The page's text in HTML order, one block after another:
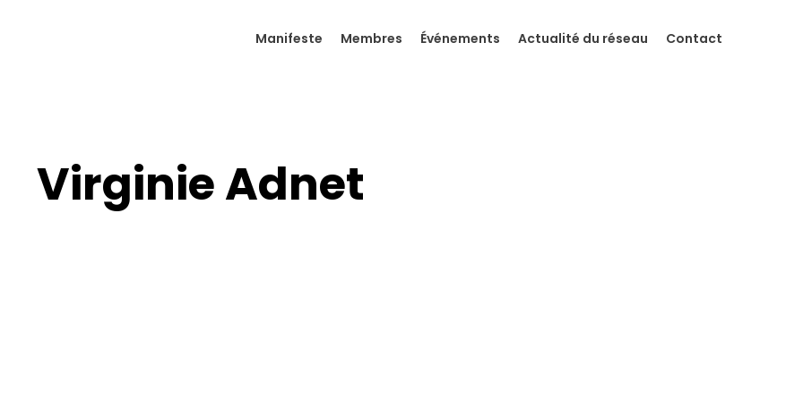
Manifeste Membres Événements Actualité du réseau Contact
Virginie Adnet